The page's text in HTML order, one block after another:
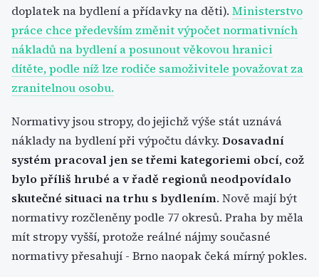
doplatek na bydlení a přídavky na děti). Ministerstvo
práce chce především změnit výpočet normativních
nákladů na bydlení a posunout věkovou hranici
dítěte, podle níž lze rodiče samoživitele považovat za
zranitelnou osobu.
Normativy jsou stropy, do jejichž výše stát uznává
náklady na bydlení při výpočtu dávky. Dosavadní
systém pracoval jen se třemi kategoriemi obcí, což
bylo příliš hrubé a v řadě regionů neodpovídalo
skutečné situaci na trhu s bydlením. Nově mají být
normativy rozčleněny podle 77 okresů. Praha by měla
mít stropy vyšší, protože reálné nájmy současné
normativy přesahují - Brno naopak čeká mírný pokles.